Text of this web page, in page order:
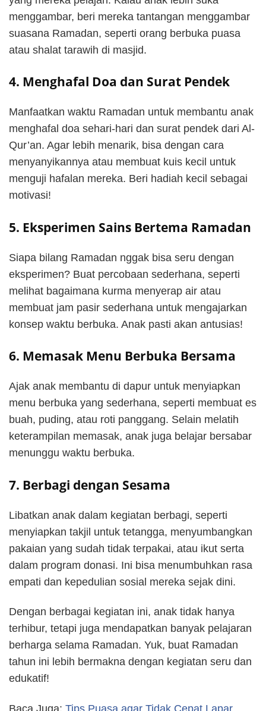
menggambar, beri mereka tantangan menggambar
suasana Ramadan, seperti orang berbuka puasa
atau shalat tarawih di masjid.
4. Menghafal Doa dan Surat Pendek
Manfaatkan waktu Ramadan untuk membantu anak
menghafal doa sehari-hari dan surat pendek dari Al-
Qur’an. Agar lebih menarik, bisa dengan cara
menyanyikannya atau membuat kuis kecil untuk
menguji hafalan mereka. Beri hadiah kecil sebagai
motivasi!
5. Eksperimen Sains Bertema Ramadan
Siapa bilang Ramadan nggak bisa seru dengan
eksperimen? Buat percobaan sederhana, seperti
melihat bagaimana kurma menyerap air atau
membuat jam pasir sederhana untuk mengajarkan
konsep waktu berbuka. Anak pasti akan antusias!
6. Memasak Menu Berbuka Bersama
Ajak anak membantu di dapur untuk menyiapkan
menu berbuka yang sederhana, seperti membuat es
buah, puding, atau roti panggang. Selain melatih
keterampilan memasak, anak juga belajar bersabar
menunggu waktu berbuka.
7. Berbagi dengan Sesama
Libatkan anak dalam kegiatan berbagi, seperti
menyiapkan takjil untuk tetangga, menyumbangkan
pakaian yang sudah tidak terpakai, atau ikut serta
dalam program donasi. Ini bisa menumbuhkan rasa
empati dan kepedulian sosial mereka sejak dini.
Dengan berbagai kegiatan ini, anak tidak hanya
terhibur, tetapi juga mendapatkan banyak pelajaran
berharga selama Ramadan. Yuk, buat Ramadan
tahun ini lebih bermakna dengan kegiatan seru dan
edukatif!
Baca Juga: Tips Puasa agar Tidak Cepat Lapar